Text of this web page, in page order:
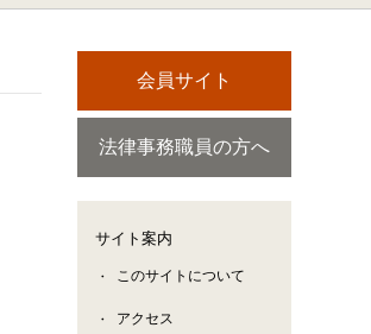
会員サイト
法律事務職員の方へ
サイト案内
このサイトについて
アクセス